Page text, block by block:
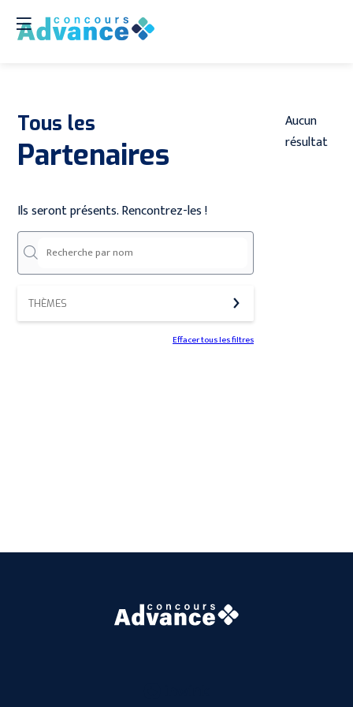
Tous les
Partenaires
Ils seront présents. Rencontrez-les !
THÈMES
Effacer tous les filtres
Aucun
résultat